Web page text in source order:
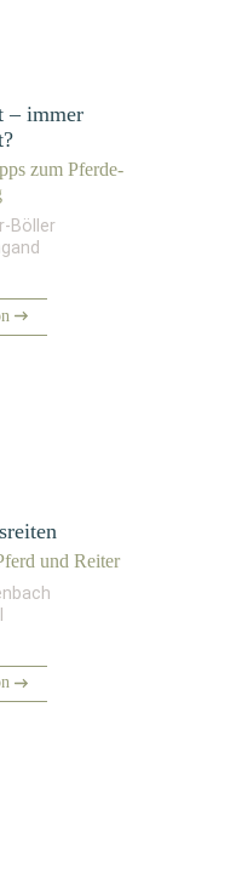
– immer
zum Pferde-
Böller
und Reiter